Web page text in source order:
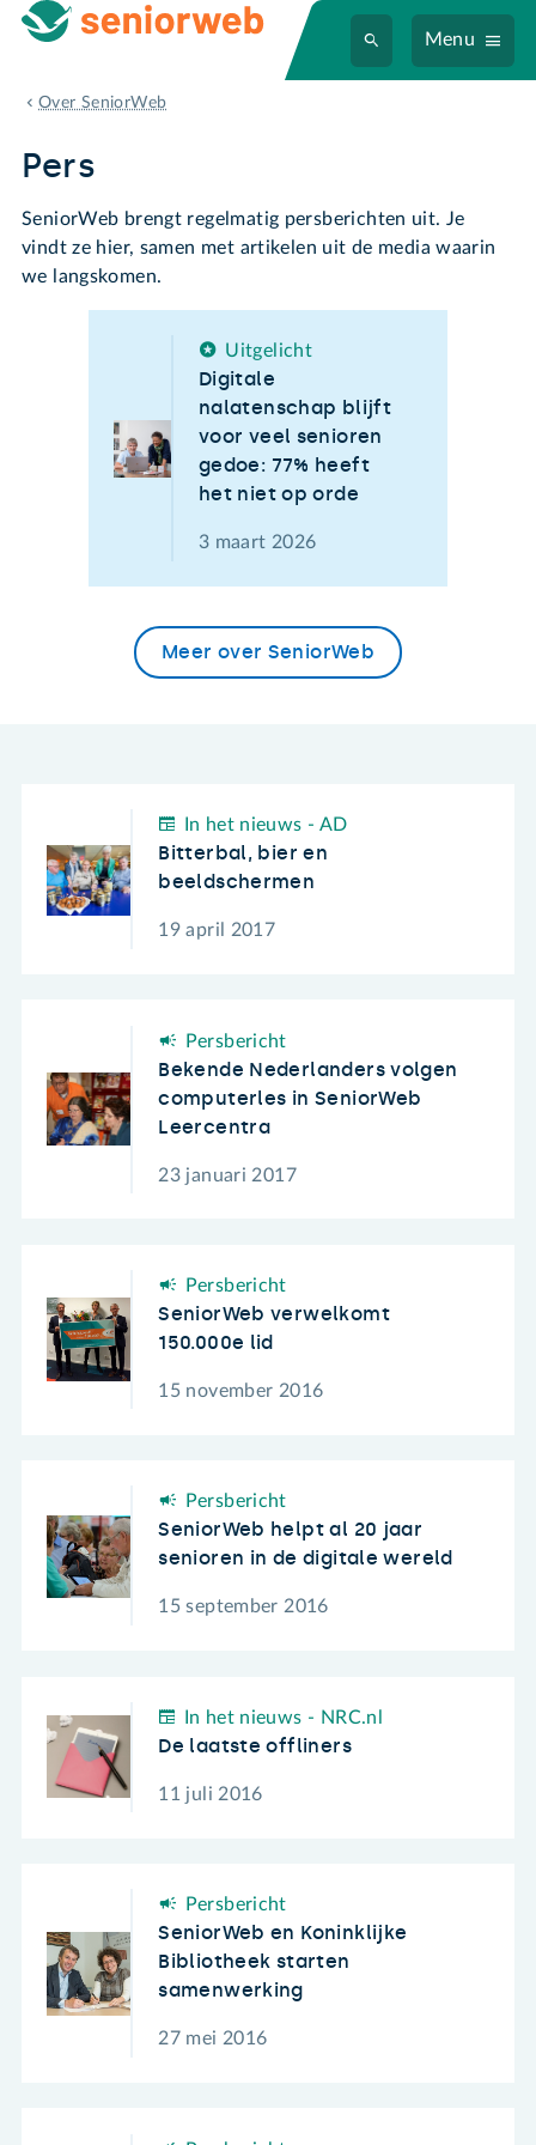
Menu
Over SeniorWeb
Pers
Pers
SeniorWeb brengt regelmatig persberichten uit. Je
vindt ze hier, samen met artikelen uit de media waarin
we langskomen.
Meer over SeniorWeb
Uitgelicht
Digitale
nalatenschap blijft
voor veel senioren
gedoe: 77% heeft
het niet op orde
3 maart 2026
In het nieuws - AD
Bitterbal, bier en
beeldschermen
19 april 2017
Persbericht
Bekende Nederlanders volgen
computerles in SeniorWeb
Leercentra
23 januari 2017
Persbericht
SeniorWeb verwelkomt
150.000e lid
15 november 2016
Persbericht
SeniorWeb helpt al 20 jaar
senioren in de digitale wereld
15 september 2016
In het nieuws - NRC.nl
De laatste offliners
11 juli 2016
Persbericht
SeniorWeb en Koninklijke
Bibliotheek starten
samenwerking
27 mei 2016